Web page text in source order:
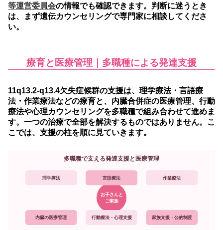
等運営委員会の情報でも確認できます。判断に迷うとき
は、まず遺伝カウンセリングで専門家に相談してくださ
い。
療育と医療管理｜多職種による発達支援
11q13.2-q13.4欠失症候群の支援は、理学療法・言語療
法・作業療法などの療育と、内臓合併症の医療管理、行動
療法や心理カウンセリングを多職種で組み合わせて進めま
す。 一つの治療で全部を解決するものではありません。こ
こでは、支援の柱を順に見ていきます。
多職種で支える発達支援と医療管理
お子さんと
ご家族
理学療法 言語療法 作業療法
内臓の医療管理 行動療法・心理支援 家族支援・公的制度